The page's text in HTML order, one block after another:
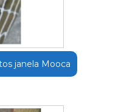
janela Mooca